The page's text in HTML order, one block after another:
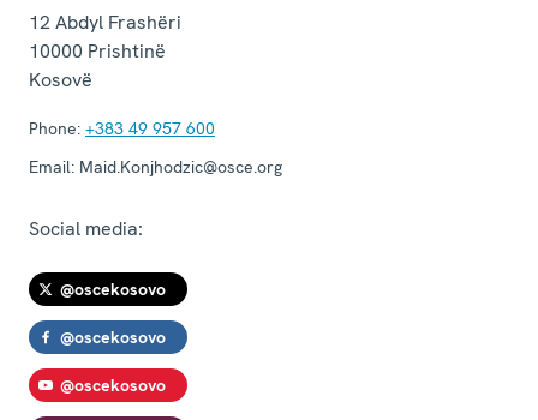
12 Abdyl Frashëri
10000 Prishtinë
Kosovë
Phone: +383 49 957 600
Email: Maid.Konjhodzic@osce.org
Social media:
@oscekosovo
@oscekosovo
@oscekosovo